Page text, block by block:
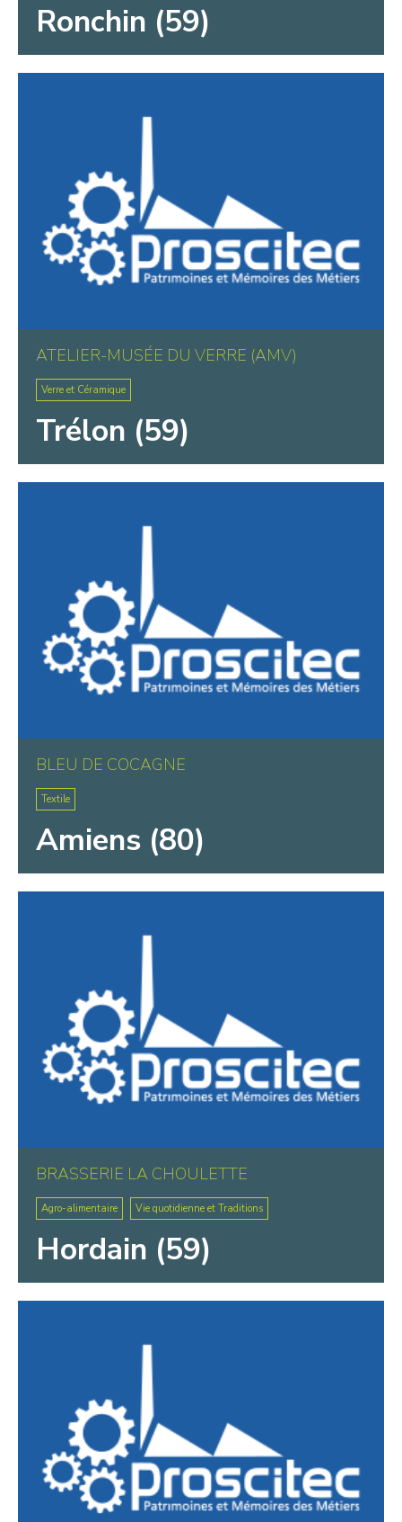
Ronchin (59)
ATELIER-MUSÉE DU VERRE (AMV)
Verre et Céramique
Trélon (59)
BLEU DE COCAGNE
Textile
Amiens (80)
BRASSERIE LA CHOULETTE
Agro-alimentaire Vie quotidienne et Traditions
Hordain (59)